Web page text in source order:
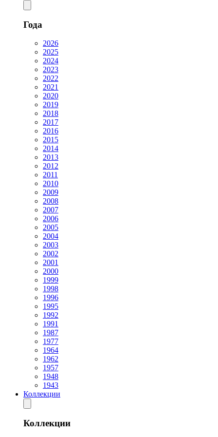
Года
2026
2025
2024
2023
2022
2021
2020
2019
2018
2017
2016
2015
2014
2013
2012
2011
2010
2009
2008
2007
2006
2005
2004
2003
2002
2001
2000
1999
1998
1996
1995
1992
1991
1987
1977
1964
1962
1957
1948
1943
Коллекции
Коллекции